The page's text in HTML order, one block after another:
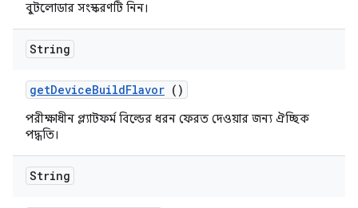
বুটলোডার সংস্করণটি নিন।
String
getDeviceBuildFlavor ()
পরীক্ষাধীন প্ল্যাটফর্ম বিল্ডের ধরন ফেরত দেওয়ার জন্য ঐচ্ছিক
পদ্ধতি।
String